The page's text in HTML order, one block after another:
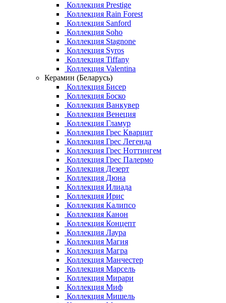
Коллекция Prestige
Коллекция Rain Forest
Коллекция Sanford
Коллекция Soho
Коллекция Stagnone
Коллекция Syros
Коллекция Tiffany
Коллекция Valentina
Керамин (Беларусь)
Коллекция Бисер
Коллекция Боско
Коллекция Ванкувер
Коллекция Венеция
Коллекция Гламур
Коллекция Грес Кварцит
Коллекция Грес Легенда
Коллекция Грес Ноттингем
Коллекция Грес Палермо
Коллекция Дезерт
Коллекция Дюна
Коллекция Илиада
Коллекция Ирис
Коллекция Калипсо
Коллекция Канон
Коллекция Концепт
Коллекция Лаура
Коллекция Магия
Коллекция Магра
Коллекция Манчестер
Коллекция Марсель
Коллекция Мирари
Коллекция Миф
Коллекция Мишель